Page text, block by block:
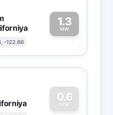
-122.66
1.3
MW1
0.6
MW